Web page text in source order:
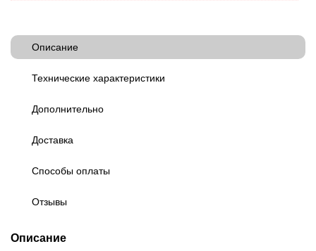
Описание
Технические характеристики
Дополнительно
Доставка
Способы оплаты
Отзывы
Описание